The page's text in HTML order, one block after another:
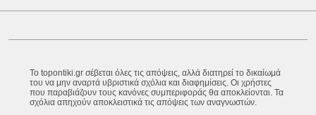
Το topontiki.gr σέβεται όλες τις απόψεις, αλλά διατηρεί το δικαίωμά
του να μην αναρτά υβριστικά σχόλια και διαφημίσεις. Οι χρήστες
που παραβιάζουν τους κανόνες συμπεριφοράς θα αποκλείονται. Τα
σχόλια απηχούν αποκλειστικά τις απόψεις των αναγνωστών.